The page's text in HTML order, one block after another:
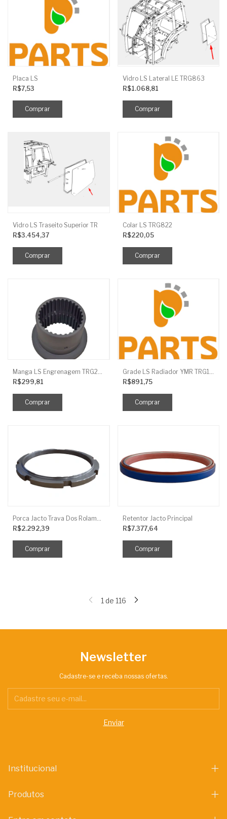
Placa LS
R$7,53
Vidro LS Lateral LE TRG863
R$1.068,81
Vidro LS Traseito Superior TR
R$3.454,37
Colar LS TRG822
R$220,05
R$299,81
R$891,75
R$2.292,39
Retentor Jacto Principal
R$7.377,64
1 de 116
Newsletter
Cadastre-se e receba nossas ofertas.
Institucional
Produtos